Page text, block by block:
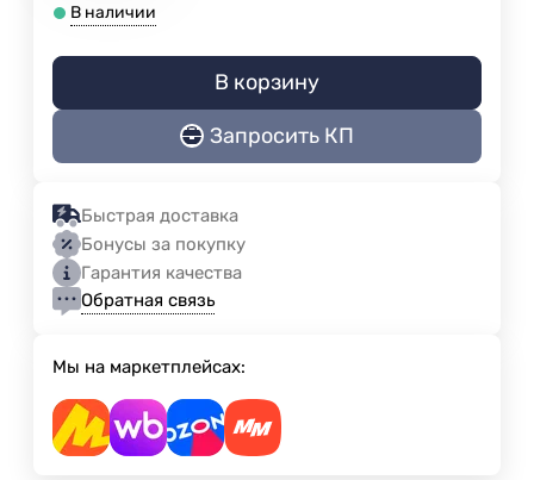
В наличии
В корзину
Запросить КП
Быстрая доставка
Бонусы за покупку
Гарантия качества
Обратная связь
Мы на маркетплейсах: